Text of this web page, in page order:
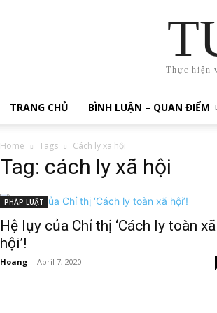
Thực hiện
TRANG CHỦ BÌNH LUẬN – QUAN ĐIỂM
Home Tags Cách ly xã hội
Tag: cách ly xã hội
PHÁP LUẬT
Hệ lụy của Chỉ thị ‘Cách ly toàn xã
hội’!
Hoang - April 7, 2020